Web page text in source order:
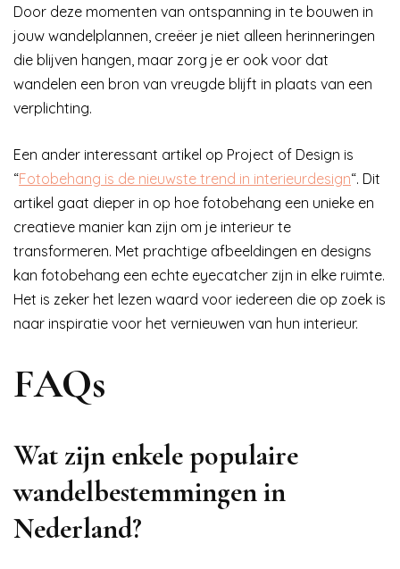
Door deze momenten van ontspanning in te bouwen in
jouw wandelplannen, creëer je niet alleen herinneringen
die blijven hangen, maar zorg je er ook voor dat
wandelen een bron van vreugde blijft in plaats van een
verplichting.
Een ander interessant artikel op Project of Design is
“Fotobehang is de nieuwste trend in interieurdesign“. Dit
artikel gaat dieper in op hoe fotobehang een unieke en
creatieve manier kan zijn om je interieur te
transformeren. Met prachtige afbeeldingen en designs
kan fotobehang een echte eyecatcher zijn in elke ruimte.
Het is zeker het lezen waard voor iedereen die op zoek is
naar inspiratie voor het vernieuwen van hun interieur.
FAQs
Wat zijn enkele populaire
wandelbestemmingen in
Nederland?